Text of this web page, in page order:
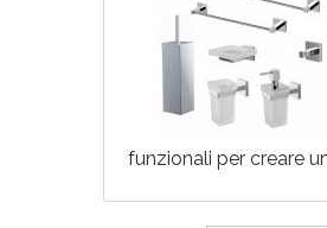
funzionali per creare